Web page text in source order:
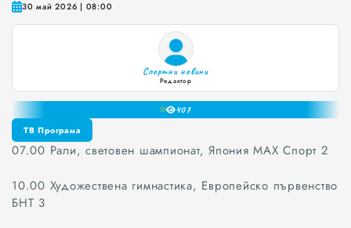
Публични са критериите за ръководители на болници и общински дружества във Варна
30 май 2026 | 08:00
Спортни новини
Редактор
40
2
3
4
5
6
7
ТВ Програма
ТВ Програма
07.00 Рали, световен шампионат, Япония МАХ Спорт 2
10.00 Художествена гимнастика, Европейско първенство
БНТ 3